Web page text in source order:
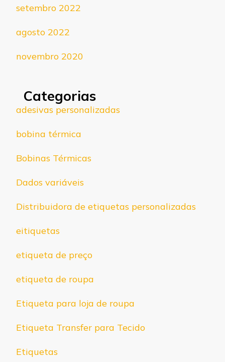
setembro 2022
agosto 2022
novembro 2020
Categorias
adesivas personalizadas
bobina térmica
Bobinas Térmicas
Dados variáveis
Distribuidora de etiquetas personalizadas
eitiquetas
etiqueta de preço
etiqueta de roupa
Etiqueta para loja de roupa
Etiqueta Transfer para Tecido
Etiquetas